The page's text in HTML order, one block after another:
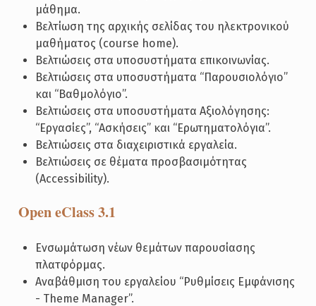
μάθημα.
Βελτίωση της αρχικής σελίδας του ηλεκτρονικού
μαθήματος (course home).
Βελτιώσεις στα υποσυστήματα επικοινωνίας.
Βελτιώσεις στα υποσυστήματα “Παρουσιολόγιο”
και “Βαθμολόγιο”.
Βελτιώσεις στα υποσυστήματα Αξιολόγησης:
“Εργασίες”, “Ασκήσεις” και “Ερωτηματολόγια”.
Βελτιώσεις στα διαχειριστικά εργαλεία.
Βελτιώσεις σε θέματα προσβασιμότητας
(Accessibility).
Open eClass 3.1
Ενσωμάτωση νέων θεμάτων παρουσίασης
πλατφόρμας.
Αναβάθμιση του εργαλείου “Ρυθμίσεις Εμφάνισης
- Theme Manager”.